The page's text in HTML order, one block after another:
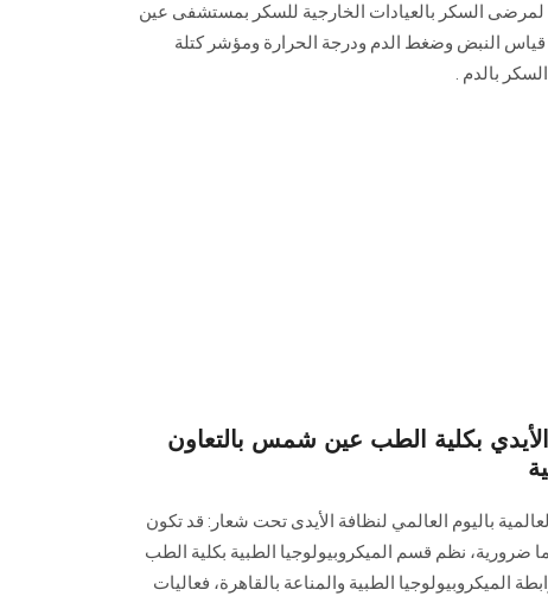
السكر بالعيادات الخارجية للسكر بمستشفى عين
النبض وضغط الدم ودرجة الحرارة ومؤشر كتلة
بالدم .
الأيدي بكلية الطب عين شمس بالتعاون
باليوم العالمي لنظافة الأيدى تحت شعار: قد تكون
ضرورية، نظم قسم الميكروبيولوجيا الطبية بكلية الطب
الميكروبيولوجيا الطبية والمناعة بالقاهرة، فعاليات